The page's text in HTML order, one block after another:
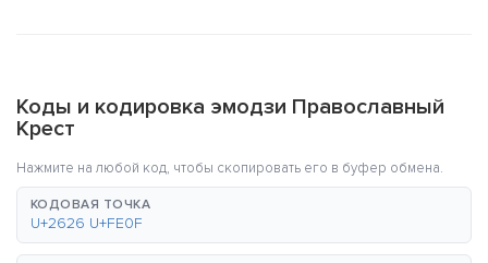
Коды и кодировка эмодзи Православный
Крест
Нажмите на любой код, чтобы скопировать его в буфер обмена.
КОДОВАЯ ТОЧКА
U+2626 U+FE0F